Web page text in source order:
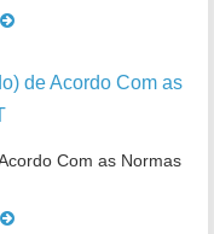
Com as Normas